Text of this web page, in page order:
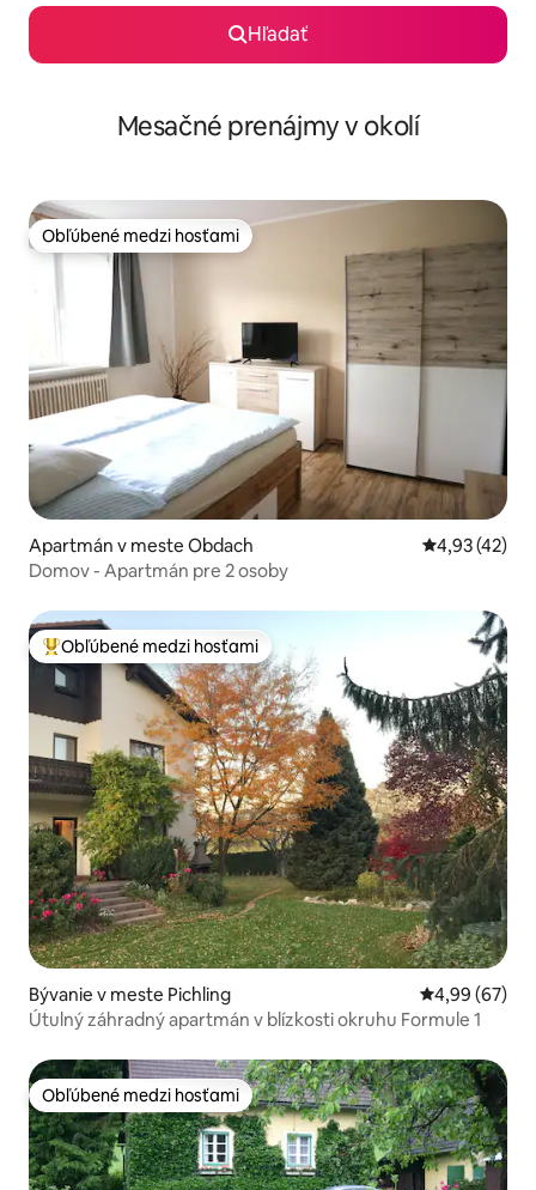
Hľadať
Mesačné prenájmy v okolí
Obľúbené medzi hosťami
Obľúbené medzi hosťami
Apartmán v meste Obdach Priemerné
4,93 (42)
Domov - Apartmán pre 2 osoby
Najobľúbenejšie medzi hosťami
Obľúbené medzi hosťami
Bývanie v meste Pichling Priemerné
4,99 (67)
Útulný záhradný apartmán v blízkosti okruhu Formule 1
Obľúbené medzi hosťami
Obľúbené medzi hosťami